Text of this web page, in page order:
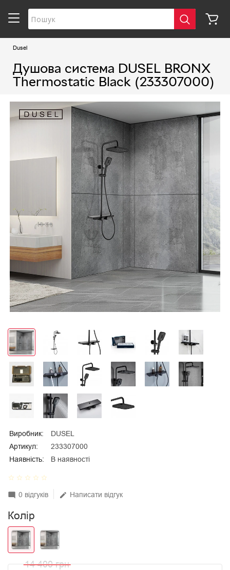
Dusel
Душова система DUSEL BRONX
Thermostatic Black (233307000)
Виробник:
DUSEL
Артикул:
233307000
Наявність:
В наявності
star_border star_border star_border star_border star_border
mode_comment 0 відгуків edit Написати відгук
Колір
14 400 грн